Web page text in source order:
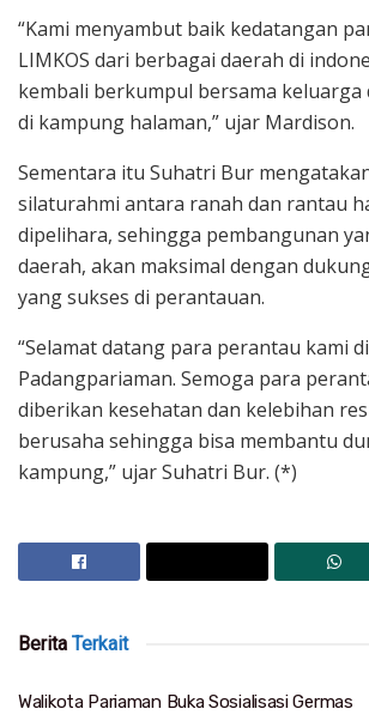
“Kami menyambut baik kedatangan
LIMKOS dari berbagai daerah di
kembali berkumpul bersama keluarga
di kampung halaman,” ujar Mardison.
Sementara itu Suhatri Bur
silaturahmi antara ranah dan rantau
dipelihara, sehingga pembangunan
daerah, akan maksimal dengan
yang sukses di perantauan.
“Selamat datang para perantau kami
Padangpariaman. Semoga para
diberikan kesehatan dan kelebihan
berusaha sehingga bisa membantu
kampung,” ujar Suhatri Bur. (*)
Berita Terkait
Walikota Pariaman Buka Sosialisasi Germas